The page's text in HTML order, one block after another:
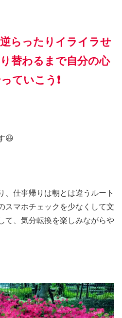
らったりイライラせ
替わるまで自分の心
ていこう❗
😃
、仕事帰りは朝とは違うルート
スマホチェックを少なくして文
て、気分転換を楽しみながらや